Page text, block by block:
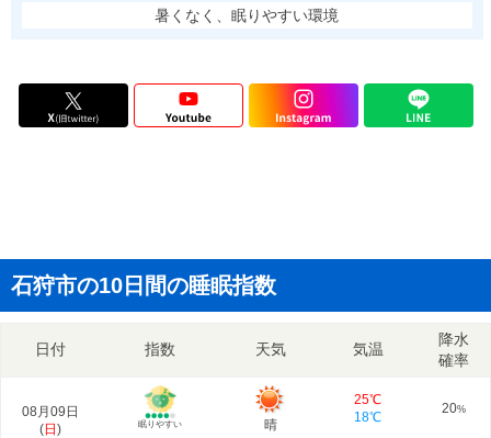
暑くなく、眠りやすい環境
石狩市の10日間の睡眠指数
日付 指数 天気 気温
降水
確率
08月09日
(日 ) 眠りやすい 晴
25℃
18℃
20%